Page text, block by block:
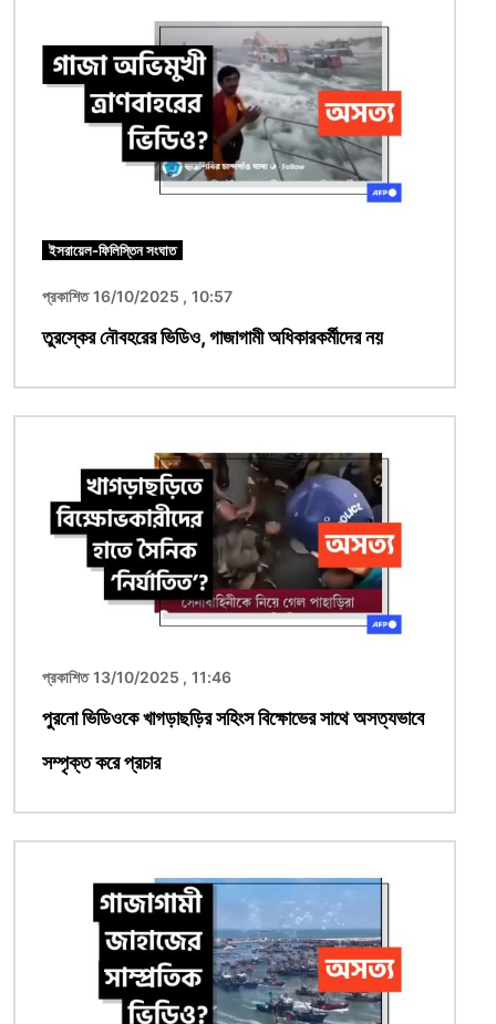
ইসরায়েল-ফিলিস্তিন সংঘাত
প্রকাশিত 16/10/2025 , 10:57
তুরস্কের নৌবহরের ভিডিও, গাজাগামী অধিকারকর্মীদের নয়
প্রকাশিত 13/10/2025 , 11:46
পুরনো ভিডিওকে খাগড়াছড়ির সহিংস বিক্ষোভের সাথে অসত্যভাবে
সম্পৃক্ত করে প্রচার